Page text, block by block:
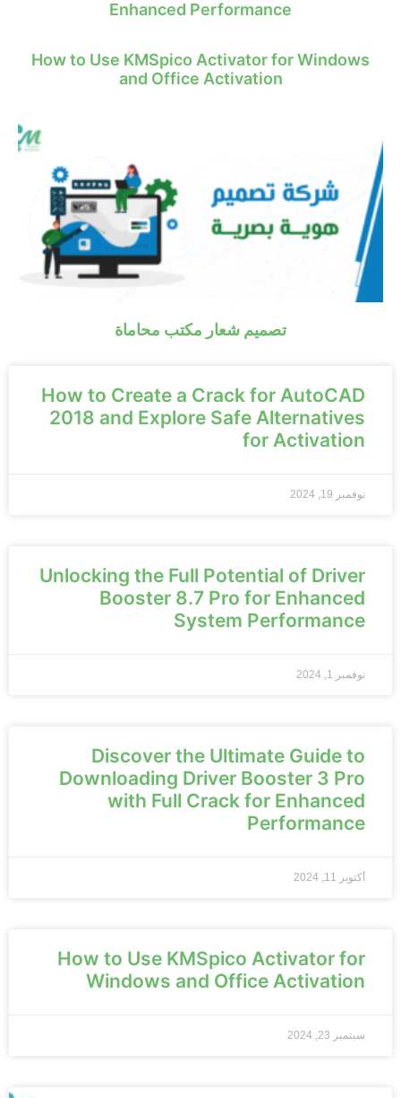
Enhanced Performance
How to Use KMSpico Activator for Windows
and Office Activation
تصميم شعار مكتب محاماة
How to Create a Crack for AutoCAD
2018 and Explore Safe Alternatives
for Activation
نوفمبر 19, 2024
Unlocking the Full Potential of Driver
Booster 8.7 Pro for Enhanced
System Performance
نوفمبر 1, 2024
Discover the Ultimate Guide to
Downloading Driver Booster 3 Pro
with Full Crack for Enhanced
Performance
أكتوبر 11, 2024
How to Use KMSpico Activator for
Windows and Office Activation
سبتمبر 23, 2024